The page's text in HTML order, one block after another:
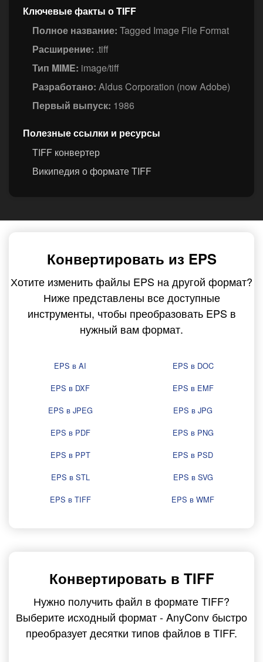
Ключевые факты о TIFF
Полное название: Tagged Image File Format
Расширение: .tiff
Тип MIME: image/tiff
Разработано: Aldus Corporation (now Adobe)
Первый выпуск: 1986
Полезные ссылки и ресурсы
TIFF конвертер
Википедия о формате TIFF
Конвертировать из EPS
Хотите изменить файлы EPS на другой формат?
Ниже представлены все доступные
инструменты, чтобы преобразовать EPS в
нужный вам формат.
EPS в AI
EPS в DOC
EPS в DXF
EPS в EMF
EPS в JPEG
EPS в JPG
EPS в PDF
EPS в PNG
EPS в PPT
EPS в PSD
EPS в STL
EPS в SVG
EPS в TIFF
EPS в WMF
Конвертировать в TIFF
Нужно получить файл в формате TIFF?
Выберите исходный формат - AnyConv быстро
преобразует десятки типов файлов в TIFF.